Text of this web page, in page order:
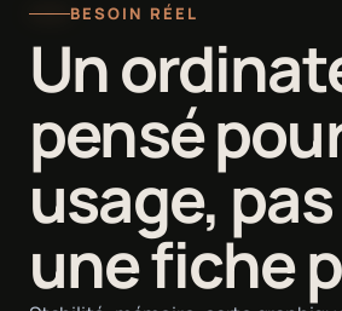
BESOIN RÉEL
Un
pensé
usage,
une fiche